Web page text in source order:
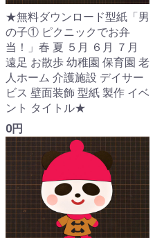
★無料ダウンロード型紙「男
の子① ピクニックでお弁
当！」春 夏 ５月 ６月 ７月
遠足 お散歩 幼稚園 保育園 老
人ホーム 介護施設 デイサー
ビス 壁面装飾 型紙 製作 イベ
ント タイトル★
0円